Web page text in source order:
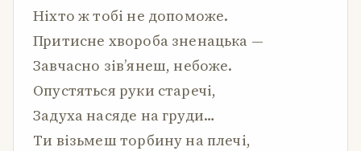
Ніхто ж тобі не допоможе.
Притисне хвороба зненацька —
Завчасно зів’янеш, небоже.
Опустяться руки старечі,
Задуха насяде на груди…
Ти візьмеш торбину на плечі,